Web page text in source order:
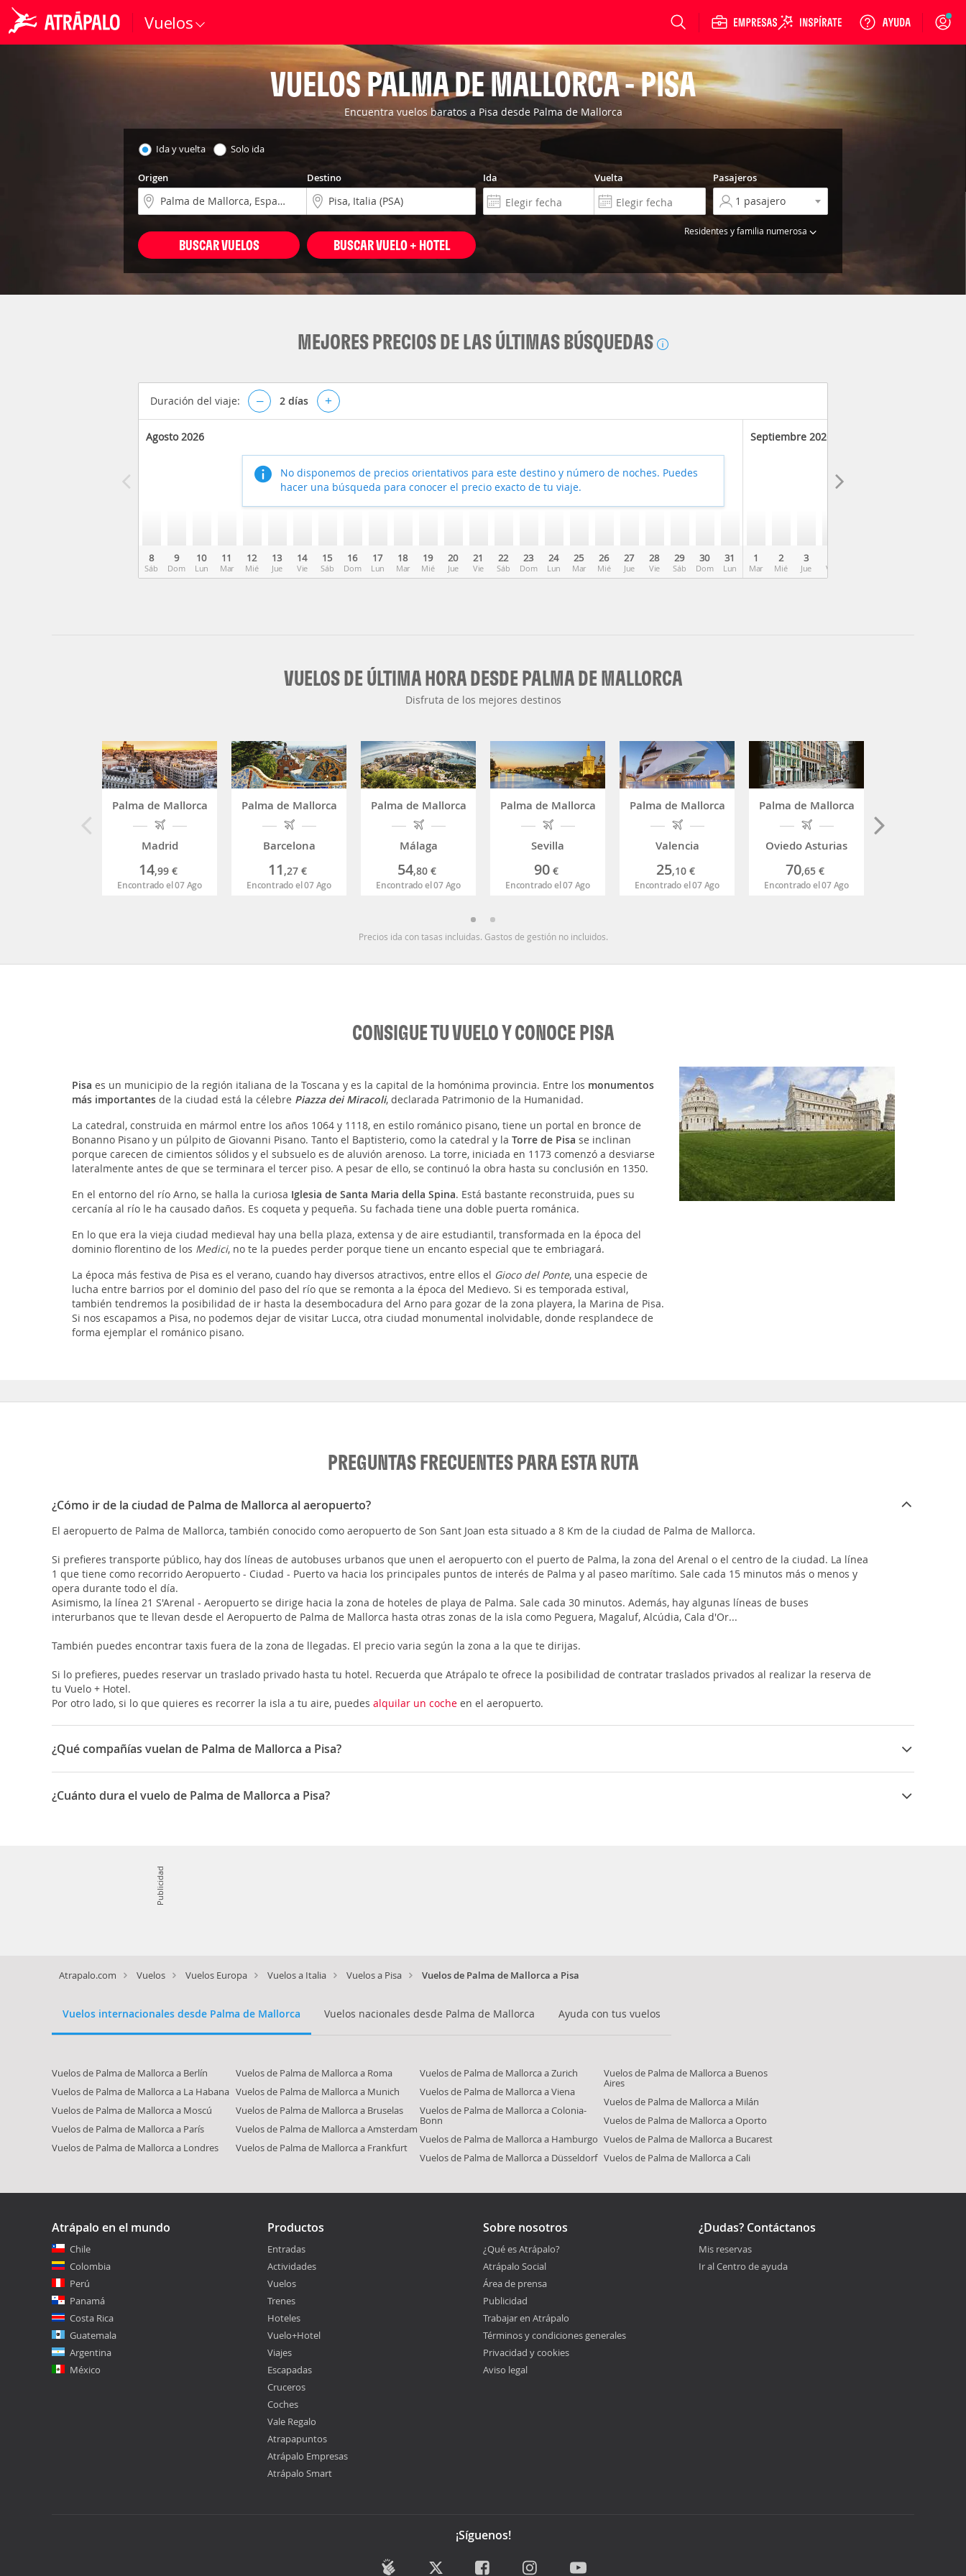
Vuelos Login
VUELOS PALMA DE MALLORCA - PISA
Encuentra vuelos baratos a Pisa desde Palma de Mallorca
Ida y vuelta Solo ida
Origen Destino Ida Vuelta Pasajeros
Residentes y familia numerosa
BUSCAR VUELOS BUSCAR VUELO + HOTEL
MEJORES PRECIOS DE LAS ÚLTIMAS BÚSQUEDAS
Duración del viaje: – 2 días +
Agosto 2026
8
Sáb
9
Dom
10
Lun
11
Mar
12
Mié
13
Jue
14
Vie
15
Sáb
16
Dom
17
Lun
18
Mar
19
Mié
20
Jue
21
Vie
22
Sáb
23
Dom
24
Lun
25
Mar
26
Mié
27
Jue
28
Vie
29
Sáb
30
Dom
31
Lun
Septiembre 2026
1
Mar
2
Mié
3
Jue Vie
No disponemos de precios orientativos para este destino y número de noches. Puedes
hacer una búsqueda para conocer el precio exacto de tu viaje.
VUELOS DE ÚLTIMA HORA DESDE PALMA DE MALLORCA
Disfruta de los mejores destinos
Palma de Mallorca
Madrid
14,99 €
Encontrado el 07 Ago
Palma de Mallorca
Barcelona
11 ,27 €
Encontrado el 07 Ago
Palma de Mallorca
Málaga
54,80 €
Encontrado el 07 Ago
Palma de Mallorca
Sevilla
90 €
Encontrado el 07 Ago
Palma de Mallorca
Valencia
25,10 €
Encontrado el 07 Ago
Palma de Mallorca
Oviedo Asturias
70,65 €
Encontrado el 07 Ago
Precios ida con tasas incluidas. Gastos de gestión no incluidos.
CONSIGUE TU VUELO Y CONOCE PISA
Pisa es un municipio de la región italiana de la Toscana y es la capital de la homónima provincia. Entre los monumentos
más importantesde la ciudad está la célebre Piazza dei Miracoli, declarada Patrimonio de la Humanidad.
La catedral, construida en mármol entre los años 1064 y 1118, en estilo románico pisano, tiene un portal en bronce de
Bonanno Pisano y un púlpito de Giovanni Pisano. Tanto el Baptisterio, como la catedral y la Torre de Pisa se inclinan
porque carecen de cimientos sólidos y el subsuelo es de aluvión arenoso. La torre, iniciada en 1173 comenzó a desviarse
lateralmente antes de que se terminara el tercer piso. A pesar de ello, se continuó la obra hasta su conclusión en 1350.
En el entorno del río Arno, se halla la curiosa Iglesia de Santa Maria della Spina. Está bastante reconstruida, pues su
cercanía al río le ha causado daños. Es coqueta y pequeña. Su fachada tiene una doble puerta románica.
En lo que era la vieja ciudad medieval hay una bella plaza, extensa y de aire estudiantil, transformada en la época del
dominio florentino de los Medici, no te la puedes perder porque tiene un encanto especial que te embriagará.
La época más festiva de Pisa es el verano, cuando hay diversos atractivos, entre ellos el Gioco del Ponte, una especie de
lucha entre barrios por el dominio del paso del río que se remonta a la época del Medievo. Si es temporada estival,
también tendremos la posibilidad de ir hasta la desembocadura del Arno para gozar de la zona playera, la Marina de Pisa.
Si nos escapamos a Pisa, no podemos dejar de visitar Lucca, otra ciudad monumental inolvidable, donde resplandece de
forma ejemplar el románico pisano.
PREGUNTAS FRECUENTES PARA ESTA RUTA
¿Cómo ir de la ciudad de Palma de Mallorca al aeropuerto?
El aeropuerto de Palma de Mallorca, también conocido como aeropuerto de Son Sant Joan esta situado a 8 Km de la ciudad de Palma de Mallorca.
Si prefieres transporte público, hay dos líneas de autobuses urbanos que unen el aeropuerto con el puerto de Palma, la zona del Arenal o el centro de la ciudad. La línea
1 que tiene como recorrido Aeropuerto - Ciudad - Puerto va hacia los principales puntos de interés de Palma y al paseo marítimo. Sale cada 15 minutos más o menos y
opera durante todo el día.
Asimismo, la línea 21 S'Arenal - Aeropuerto se dirige hacia la zona de hoteles de playa de Palma. Sale cada 30 minutos. Además, hay algunas líneas de buses
interurbanos que te llevan desde el Aeropuerto de Palma de Mallorca hasta otras zonas de la isla como Peguera, Magaluf, Alcúdia, Cala d'Or...
También puedes encontrar taxis fuera de la zona de llegadas. El precio varia según la zona a la que te dirijas.
Si lo prefieres, puedes reservar un traslado privado hasta tu hotel. Recuerda que Atrápalo te ofrece la posibilidad de contratar traslados privados al realizar la reserva de
tu Vuelo + Hotel.
Por otro lado, si lo que quieres es recorrer la isla a tu aire, puedes alquilar un coche en el aeropuerto.
¿Qué compañías vuelan de Palma de Mallorca a Pisa?
Las compañías que vuelan de Palma de Mallorca a Pisa son: Swiss
¿Cuánto dura el vuelo de Palma de Mallorca a Pisa?
Publicidad
Atrapalo.com Vuelos Vuelos Europa Vuelos a Italia Vuelos a Pisa Vuelos de Palma de Mallorca a Pisa
Vuelos internacionales desde Palma de Mallorca Vuelos nacionales desde Palma de Mallorca Ayuda con tus vuelos
Vuelos de Palma de Mallorca a Berlín
Vuelos de Palma de Mallorca a La Habana
Vuelos de Palma de Mallorca a Moscú
Vuelos de Palma de Mallorca a París
Vuelos de Palma de Mallorca a Londres
Vuelos de Palma de Mallorca a Roma
Vuelos de Palma de Mallorca a Munich
Vuelos de Palma de Mallorca a Bruselas
Vuelos de Palma de Mallorca a Amsterdam
Vuelos de Palma de Mallorca a Frankfurt
Vuelos de Palma de Mallorca a Zurich
Vuelos de Palma de Mallorca a Viena
Vuelos de Palma de Mallorca a Colonia-
Bonn
Vuelos de Palma de Mallorca a Hamburgo
Vuelos de Palma de Mallorca a Düsseldorf
Vuelos de Palma de Mallorca a Buenos
Aires
Vuelos de Palma de Mallorca a Milán
Vuelos de Palma de Mallorca a Oporto
Vuelos de Palma de Mallorca a Bucarest
Vuelos de Palma de Mallorca a Cali
Atrápalo en el mundo
Chile
Colombia
Perú
Panamá
Costa Rica
Guatemala
Argentina
México
Productos
Entradas
Actividades
Vuelos
Trenes
Hoteles
Vuelo+Hotel
Viajes
Escapadas
Cruceros
Coches
Vale Regalo
Atrapapuntos
Atrápalo Empresas
Atrápalo Smart
Sobre nosotros
¿Qué es Atrápalo?
Atrápalo Social
Área de prensa
Publicidad
Trabajar en Atrápalo
Términos y condiciones generales
Privacidad y cookies
Aviso legal
¿Dudas? Contáctanos
Mis reservas
Ir al Centro de ayuda
¡Síguenos!